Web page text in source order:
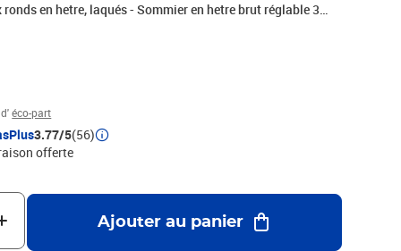
en hetre, laqués - Sommier en hetre brut réglable 3
- Fabrication française - Meuble a monter soi-meme -
d'éco-part
3.77/5(56)
offerte
Ajouter au panier